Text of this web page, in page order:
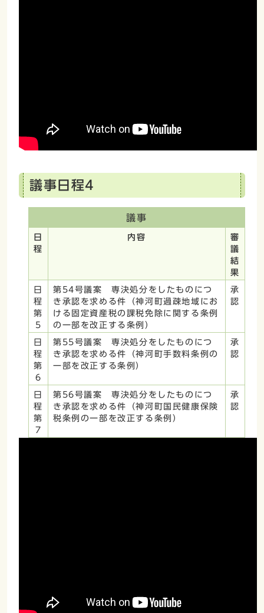
議事日程4
議事
日
程
内容
審
議
結
果
日
程
第
5
第54号議案 専決処分をしたものにつ
き承認を求める件（神河町過疎地域にお
ける固定資産税の課税免除に関する条例
の一部を改正する条例）
承
認
日
程
第
6
第55号議案 専決処分をしたものにつ
き承認を求める件（神河町手数料条例の
一部を改正する条例）
承
認
日
程
第
7
第56号議案 専決処分をしたものにつ
き承認を求める件（神河町国民健康保険
税条例の一部を改正する条例）
承
認